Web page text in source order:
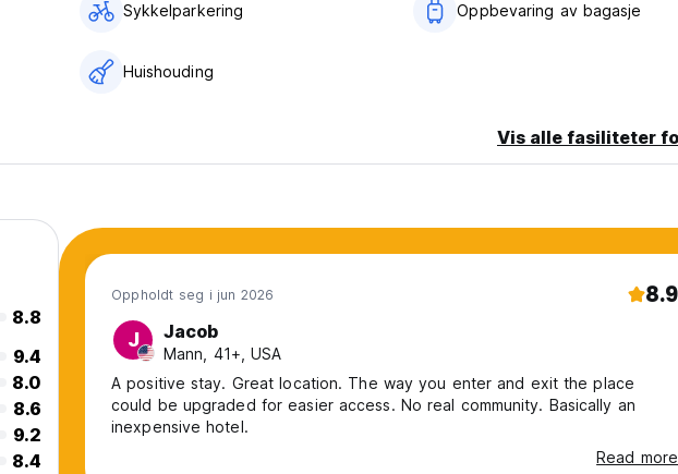
Sykkelparkering Oppbevaring av bagasje
Huishouding
Vis alle fasiliteter
8.8
9.4
8.0
8.6
9.2
8.4
Oppholdt seg i jun 2026 8.9
J Jacob
Mann, 41+, USA
A positive stay. Great location. The way you enter and exit the place
could be upgraded for easier access. No real community. Basically an
inexpensive hotel.
Read more